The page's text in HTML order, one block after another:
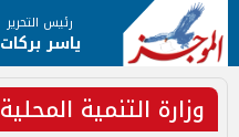
رئيس التحرير
ياسر بركات
وزارة التنمية المحلية